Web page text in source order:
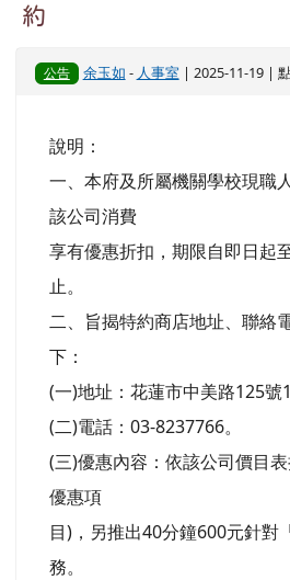
約
公告 余玉如 - 人事室 | 2025-11-19 |
說明：
一、本府及所屬機關學校現職
該公司消費
享有優惠折扣，期限自即日起
止。
二、旨揭特約商店地址、聯絡
下：
(一)地址：花蓮市中美路125號1
(二)電話：03-8237766。
(三)優惠內容：依該公司價目
優惠項
目)，另推出40分鐘600元針對
務。